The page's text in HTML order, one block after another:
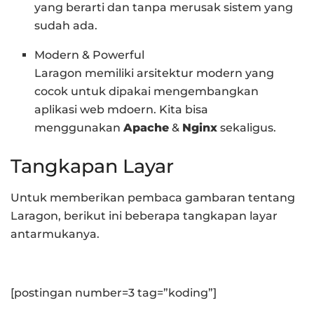
yang berarti dan tanpa merusak sistem yang
sudah ada.
Modern & Powerful
Laragon memiliki arsitektur modern yang
cocok untuk dipakai mengembangkan
aplikasi web mdoern. Kita bisa
menggunakanApache & Nginx sekaligus.
Tangkapan Layar
Untuk memberikan pembaca gambaran tentang
Laragon, berikut ini beberapa tangkapan layar
antarmukanya.
[postingan number=3 tag=”koding”]